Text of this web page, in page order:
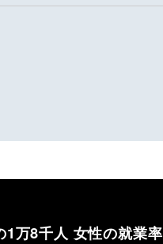
1万8千人 女性の就業率